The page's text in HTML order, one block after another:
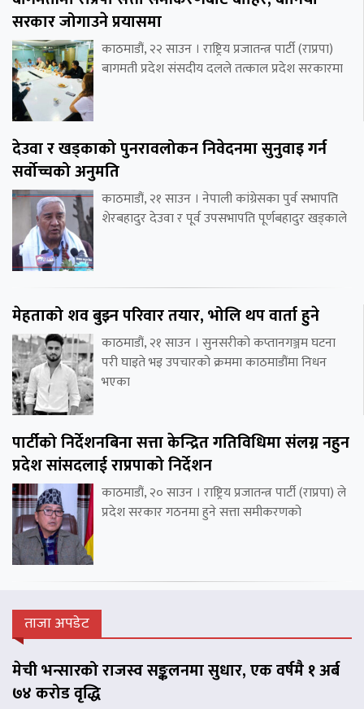
सरकार जोगाउने प्रयासमा
काठमाडौं, २२ साउन । राष्ट्रिय प्रजातन्त्र पार्टी (राप्रपा)
बागमती प्रदेश संसदीय दलले तत्काल प्रदेश सरकारमा
देउवा र खड्काको पुनरावलोकन निवेदनमा सुनुवाइ गर्न
सर्वोच्चको अनुमति
काठमाडौं, २१ साउन । नेपाली कांग्रेसका पुर्व सभापति
शेरबहादुर देउवा र पूर्व उपसभापति पूर्णबहादुर खड्काले
मेहताको शव बुझ्न परिवार तयार, भोलि थप वार्ता हुने
काठमाडौं, २१ साउन । सुनसरीको कप्तानगञ्जम घटना
परी घाइते भइ उपचारको क्रममा काठमाडौंमा निधन
भएका
पार्टीको निर्देशनबिना सत्ता केन्द्रित गतिविधिमा संलग्न नहुन
प्रदेश सांसदलाई राप्रपाको निर्देशन
काठमाडौं, २० साउन । राष्ट्रिय प्रजातन्त्र पार्टी (राप्रपा) ले
प्रदेश सरकार गठनमा हुने सत्ता समीकरणको
ताजा अपडेट
मेची भन्सारको राजस्व सङ्कलनमा सुधार, एक वर्षमै १ अर्ब
७४ करोड वृद्धि